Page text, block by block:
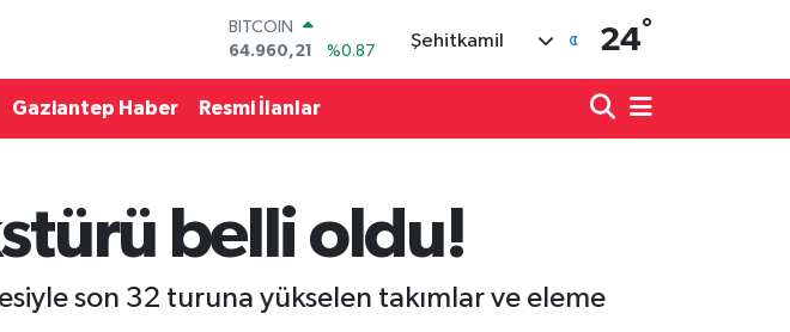
DOLAR
47,7436
%0.18
EURO
55,2510
BİST100
13.779
%-14
Şehitkamil 24°
Gaziantep Haber Resmi İlanlar
belli oldu!
son 32 turuna yükselen takımlar ve eleme